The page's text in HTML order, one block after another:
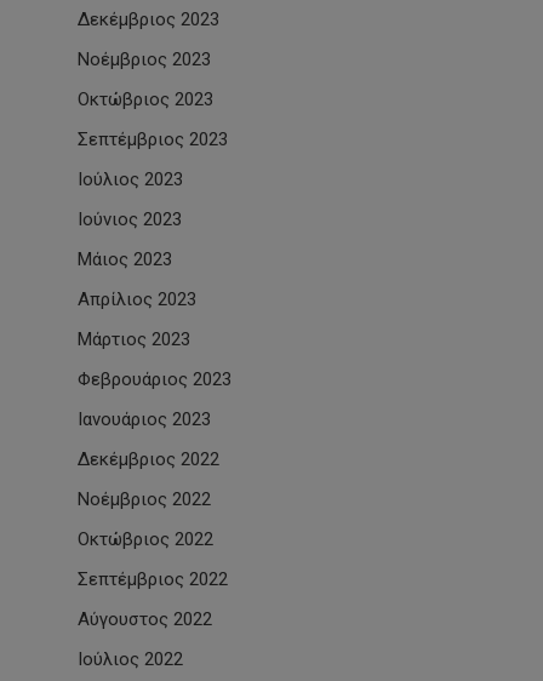
Δεκέμβριος 2023
Νοέμβριος 2023
Οκτώβριος 2023
Σεπτέμβριος 2023
Ιούλιος 2023
Ιούνιος 2023
Μάιος 2023
Απρίλιος 2023
Μάρτιος 2023
Φεβρουάριος 2023
Ιανουάριος 2023
Δεκέμβριος 2022
Νοέμβριος 2022
Οκτώβριος 2022
Σεπτέμβριος 2022
Αύγουστος 2022
Ιούλιος 2022